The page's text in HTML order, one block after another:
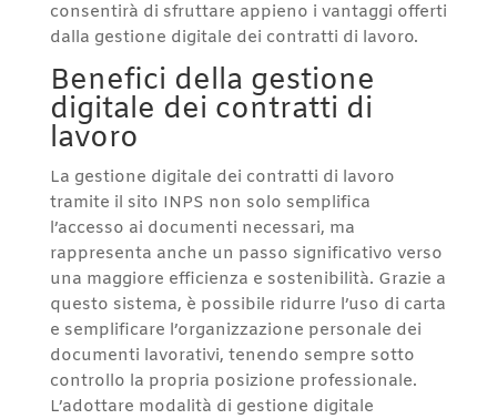
consentirà di sfruttare appieno i vantaggi offerti
dalla gestione digitale dei contratti di lavoro.
Benefici della gestione
digitale dei contratti di
lavoro
La gestione digitale dei contratti di lavoro
tramite il sito INPS non solo semplifica
l’accesso ai documenti necessari, ma
rappresenta anche un passo significativo verso
una maggiore efficienza e sostenibilità. Grazie a
questo sistema, è possibile ridurre l’uso di carta
e semplificare l’organizzazione personale dei
documenti lavorativi, tenendo sempre sotto
controllo la propria posizione professionale.
L’adottare modalità di gestione digitale